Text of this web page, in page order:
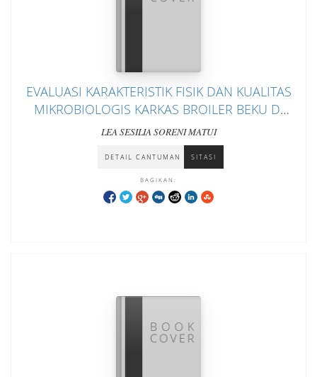
EVALUASI KARAKTERISTIK FISIK DAN KUALITAS
MIKROBIOLOGIS KARKAS BROILER BEKU DI
PASAR TRADISIONAL MANOKWARI
LEA SESILIA SORENI MATUI
DETAIL CANTUMAN SITASI
BAGIKAN: